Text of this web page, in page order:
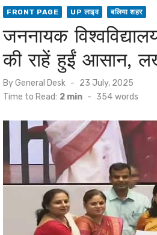
FRONT PAGE UP लाइव बलिया शहर
जननायक
की राहें हुईं आसान,
ByGeneral Desk
Posted
on
23 July, 2025
Time to Read: 2 min - 354 words